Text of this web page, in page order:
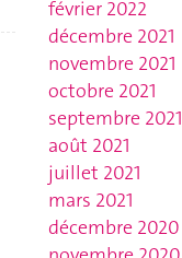
février 2022
décembre 2021
novembre 2021
octobre 2021
septembre 2021
août 2021
juillet 2021
mars 2021
décembre 2020